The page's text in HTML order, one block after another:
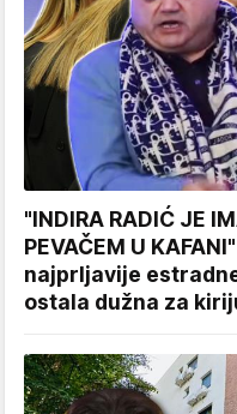
"INDIRA RADIĆ JE
PEVAČEM U
najprljavije
ostala dužna za